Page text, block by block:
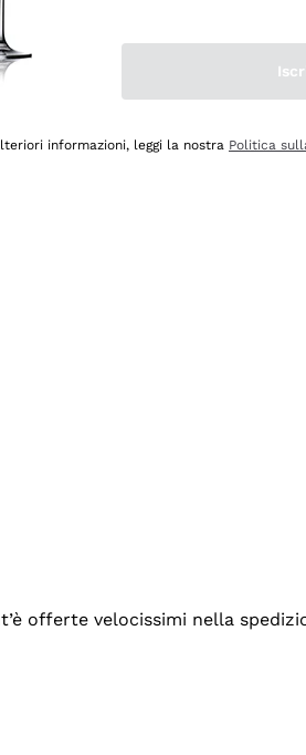
e lo consiglio! 👍
offerte velocissimi nella
informazioni, leggi la nostra Politica